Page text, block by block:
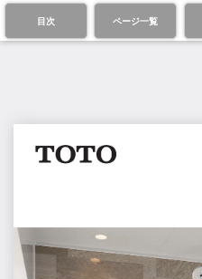
目次 ページ一覧